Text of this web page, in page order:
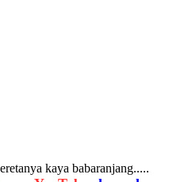
kaya babaranjang.....